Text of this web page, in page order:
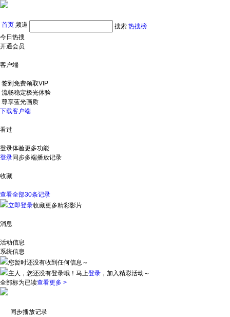
首页 频道 搜索 热搜榜
今日热搜
开通会员
客户端
签到免费领取VIP
流畅稳定极光体验
尊享蓝光画质
下载客户端
看过
登录体验更多功能
登录同步多端播放记录
收藏
查看全部30条记录
立即登录收藏更多精彩影片
消息
活动信息
系统信息
您暂时还没有收到任何信息～
主人，您还没有登录哦！ 马上登录 ，加入精彩活动～
全部标为已读查看更多 >
同步播放记录